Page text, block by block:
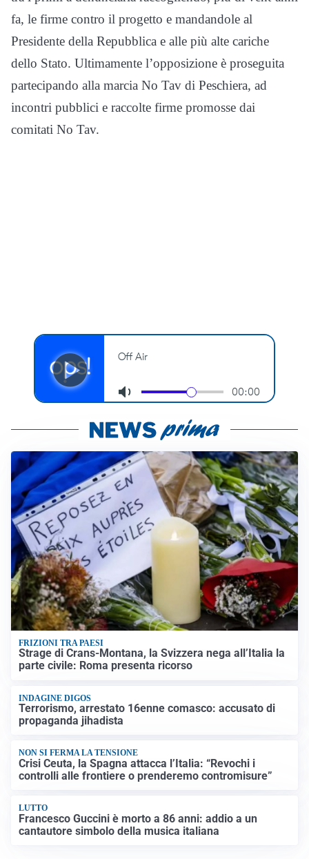
fa, le firme contro il progetto e mandandole al
Presidente della Repubblica e alle più alte cariche
dello Stato. Ultimamente l’opposizione è proseguita
partecipando alla marcia No Tav di Peschiera, ad
incontri pubblici e raccolte firme promosse dai
comitati No Tav.
FRIZIONI TRA PAESI
Strage di Crans-Montana, la Svizzera nega all’Italia la
parte civile: Roma presenta ricorso
INDAGINE DIGOS
Terrorismo, arrestato 16enne comasco: accusato di
propaganda jihadista
NON SI FERMA LA TENSIONE
Crisi Ceuta, la Spagna attacca l’Italia: “Revochi i
controlli alle frontiere o prenderemo contromisure”
LUTTO
Francesco Guccini è morto a 86 anni: addio a un
cantautore simbolo della musica italiana